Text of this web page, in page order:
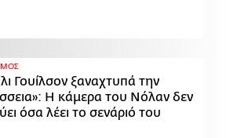
Γουίλσον ξαναχτυπά την
Η κάμερα του Νόλαν δεν
όσα λέει το σενάριό του